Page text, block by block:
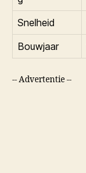
Snelheid
Bouwjaar
-- Advertentie --